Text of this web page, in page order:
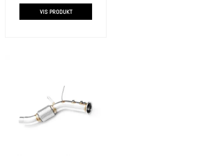
VIS PRODUKT